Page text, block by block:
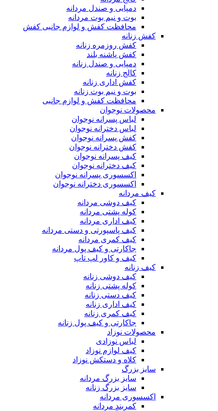
دمپایی و صندل مردانه
بوت و نیم بوت مردانه
محافظت کفش و لوازم جانبی کفش
کفش زنانه
کفش روزمره زنانه
کفش پاشنه بلند
دمپایی و صندل زنانه
کالج زنانه
کفش اداری زنانه
بوت و نیم بوت زنانه
محافظت کفش و لوازم جانبی
محصولات نوجوان
لباس پسرانه نوجوان
لباس دخترانه نوجوان
کفش پسرانه نوجوان
کفش دخترانه نوجوان
کیف پسرانه نوجوان
کیف دخترانه نوجوان
اکسسوری پسرانه نوجوان
اکسسوری دخترانه نوجوان
کیف مردانه
کیف دوشی مردانه
کوله پشتی مردانه
کیف اداری مردانه
کیف پاسپورتی و دستی مردانه
کیف کمری مردانه
جاکارتی و کیف پول مردانه
کیف و کاور لپ تاپ
کیف زنانه
کیف دوشی زنانه
کوله پشتی زنانه
کیف دستی زنانه
کیف اداری زنانه
کیف کمری زنانه
جاکارتی و کیف پول زنانه
محصولات نوزاد
لباس نوزادی
کیف لوازم نوزاد
کلاه و دستکش نوزاد
سایز بزرگ
سایز بزرگ مردانه
سایز بزرگ زنانه
اکسسوری مردانه
کمربند مردانه